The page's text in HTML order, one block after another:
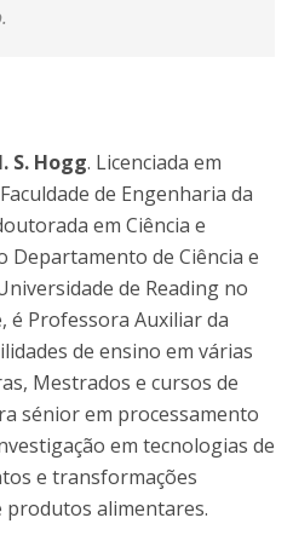
S. Hogg. Licenciada em
de Engenharia da
em Ciência e
Departamento de Ciência e
de Reading no
é Professora Auxiliar da
de ensino em várias
Mestrados e cursos de
sénior em processamento
em tecnologias de
e transformações
produtos alimentares.